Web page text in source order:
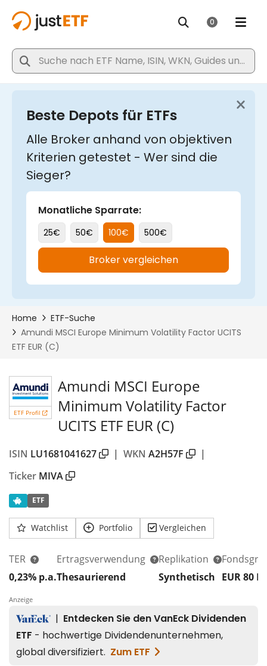
ETF Profil
Amundi MSCI Europe
Minimum Volatility Factor
UCITS ETF EUR (C)
ISIN LU1681041627 | WKN A2H57F
|
Ticker MIVA
ETF
Watchlist Portfolio Vergleichen
TER
0,23% p.a.
Ertragsverwendung
Thesaurierend
Replikation
Synthetisch EUR 80
Anzeige